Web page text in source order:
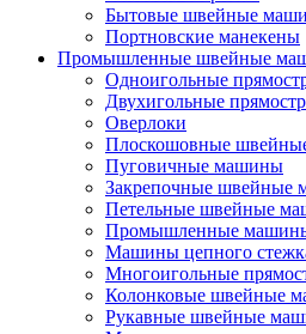
Бытовые швейные
Портновские манекены
Промышленные швейные
Одноигольные
Двухигольные
Оверлоки
Плоскошовные
Пуговичные машины
Закрепочные швейные
Петельные швейные
Промышленные машины
Машины цепного
Многоигольные
Колонковые швейные
Рукавные швейные